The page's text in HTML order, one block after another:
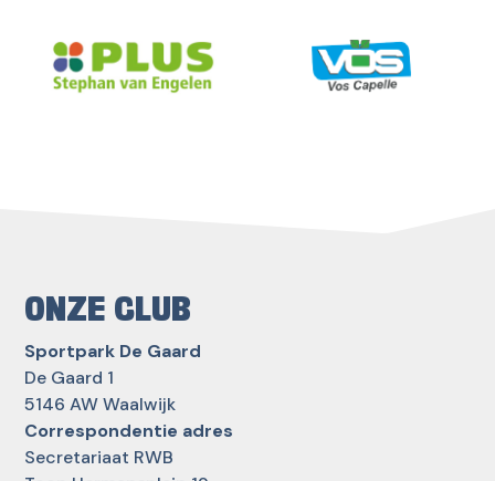
ONZE CLUB
Sportpark De Gaard
De Gaard 1
5146 AW Waalwijk
Correspondentie adres
Secretariaat RWB